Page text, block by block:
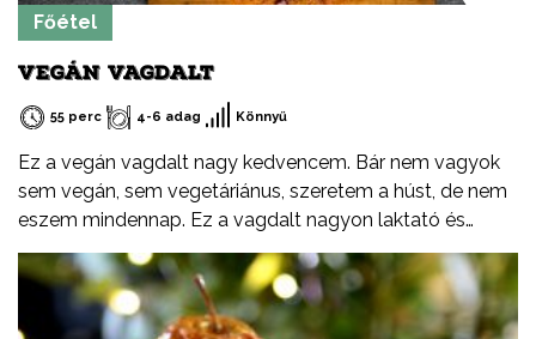
Főétel
VEGÁN VAGDALT
55 perc 4-6 adag Könnyű
Ez a vegán vagdalt nagy kedvencem. Bár nem vagyok
sem vegán, sem vegetáriánus, szeretem a húst, de nem
eszem mindennap. Ez a vagdalt nagyon laktató és
tápláló is egyen. Egy kis barbecue szósszal nyakon
öntve és egy kis csemege uborkával mennyei lakoma.